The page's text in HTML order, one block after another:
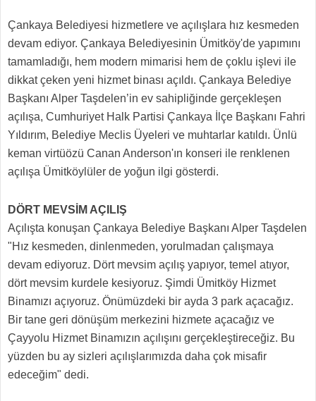
Çankaya Belediyesi hizmetlere ve açılışlara hız kesmeden
devam ediyor. Çankaya Belediyesinin Ümitköy'de yapımını
tamamladığı, hem modern mimarisi hem de çoklu işlevi ile
dikkat çeken yeni hizmet binası açıldı. Çankaya Belediye
Başkanı Alper Taşdelen’in ev sahipliğinde gerçekleşen
açılışa, Cumhuriyet Halk Partisi Çankaya İlçe Başkanı Fahri
Yıldırım, Belediye Meclis Üyeleri ve muhtarlar katıldı. Ünlü
keman virtüözü Canan Anderson'ın konseri ile renklenen
açılışa Ümitköylüler de yoğun ilgi gösterdi.
DÖRT MEVSİM AÇILIŞ
Açılışta konuşan Çankaya Belediye Başkanı Alper Taşdelen
"Hız kesmeden, dinlenmeden, yorulmadan çalışmaya
devam ediyoruz. Dört mevsim açılış yapıyor, temel atıyor,
dört mevsim kurdele kesiyoruz. Şimdi Ümitköy Hizmet
Binamızı açıyoruz. Önümüzdeki bir ayda 3 park açacağız.
Bir tane geri dönüşüm merkezini hizmete açacağız ve
Çayyolu Hizmet Binamızın açılışını gerçekleştireceğiz. Bu
yüzden bu ay sizleri açılışlarımızda daha çok misafir
edeceğim" dedi.